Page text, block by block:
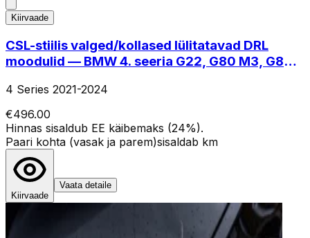
Kiirvaade
CSL-stiilis valged/kollased lülitatavad DRL
moodulid — BMW 4. seeria G22, G80 M3, G82
4 Series 2021-2024
€496.00
Hinnas sisaldub EE käibemaks (24%).
Paari kohta (vasak ja parem)sisaldab km
Kiirvaade
Vaata detaile